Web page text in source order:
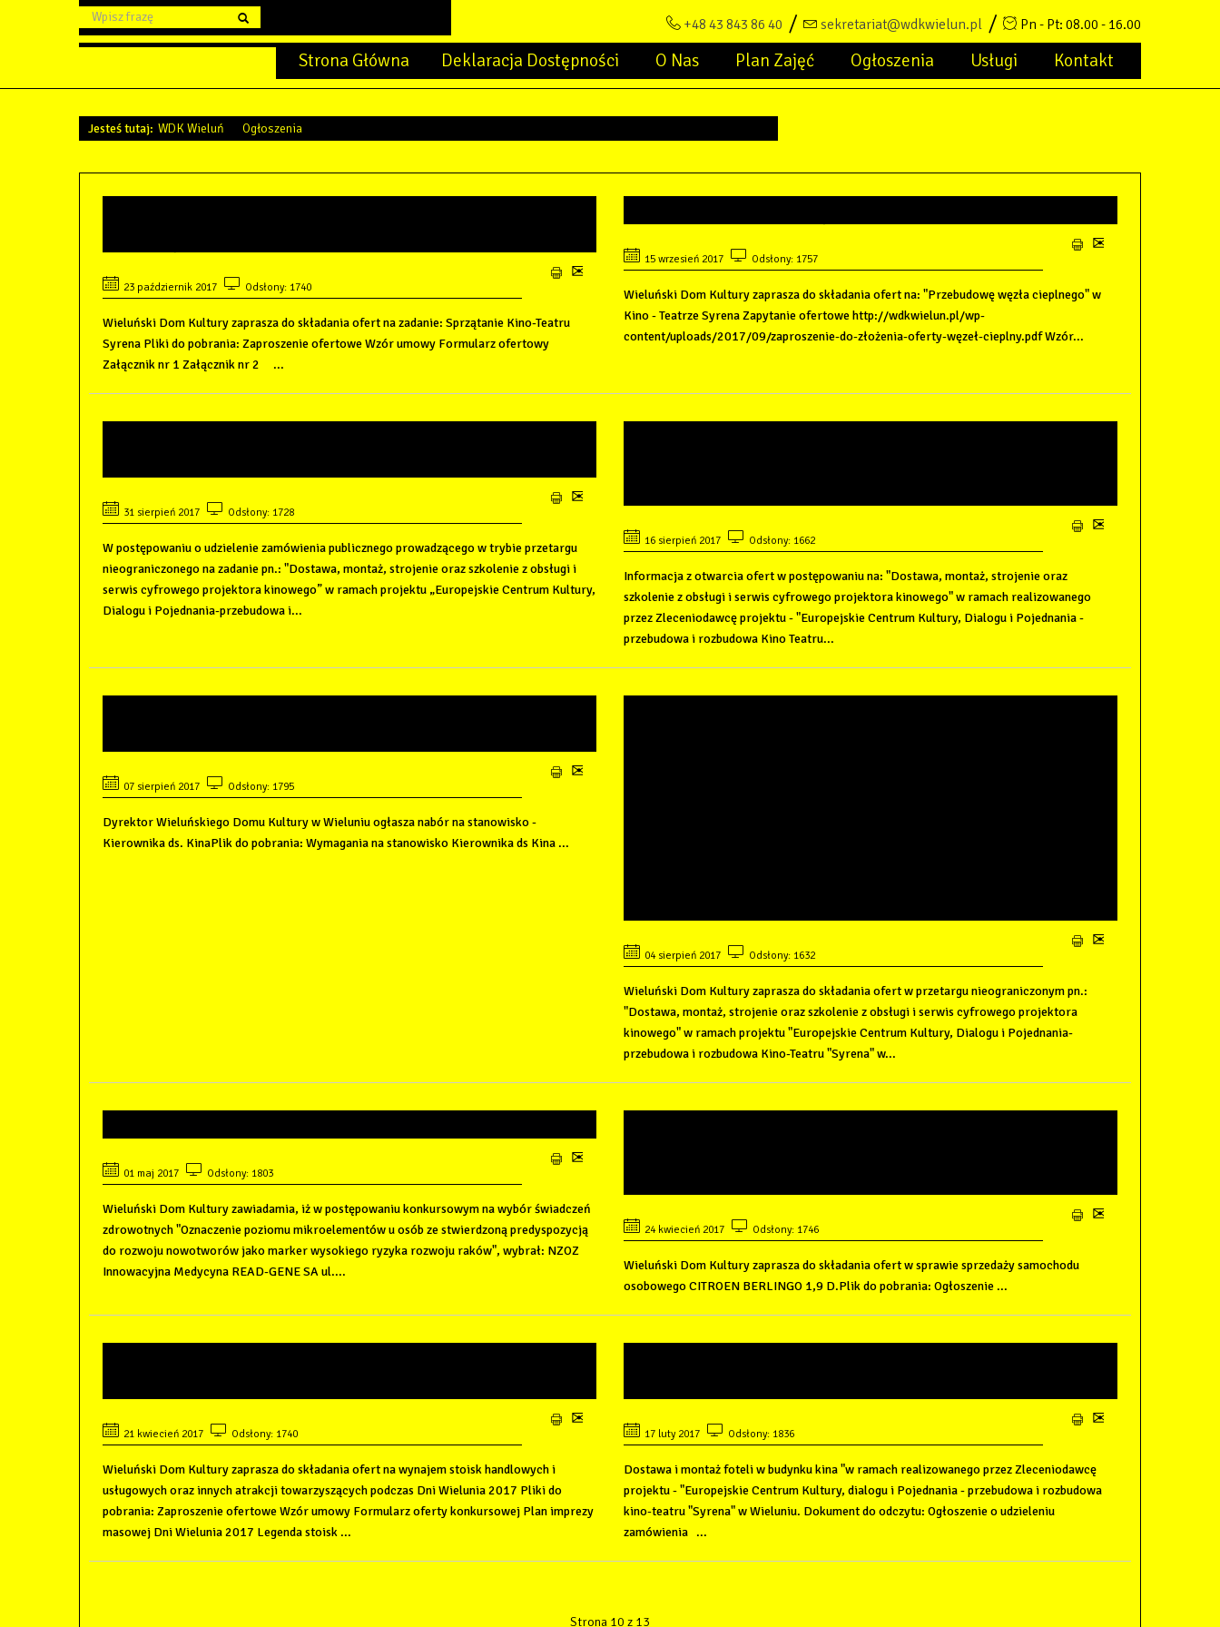
+48 43 843 86 40 sekretariat@wdkwielun.pl Pn - Pt: 08.00 - 16.00
Strona Główna Deklaracja Dostępności O Nas Plan Zajęć Ogłoszenia Usługi Kontakt
Jesteś tutaj: WDK Wieluń Ogłoszenia
23 październik 2017 Odsłony: 1740
Wieluński Dom Kultury zaprasza do składania ofert na zadanie: Sprzątanie Kino-Teatru
Syrena Pliki do pobrania: Zaproszenie ofertowe Wzór umowy Formularz ofertowy
Załącznik nr 1 Załącznik nr 2 ...
15 wrzesień 2017 Odsłony: 1757
Wieluński Dom Kultury zaprasza do składania ofert na: "Przebudowę węzła cieplnego" w
Kino - Teatrze Syrena Zapytanie ofertowe http://wdkwielun.pl/wp-
content/uploads/2017/09/zaproszenie-do-złożenia-oferty-węzeł-cieplny.pdf Wzór...
31 sierpień 2017 Odsłony: 1728
W postępowaniu o udzielenie zamówienia publicznego prowadzącego w trybie przetargu
nieograniczonego na zadanie pn.: "Dostawa, montaż, strojenie oraz szkolenie z obsługi i
serwis cyfrowego projektora kinowego” w ramach projektu „Europejskie Centrum Kultury,
Dialogu i Pojednania-przebudowa i...
16 sierpień 2017 Odsłony: 1662
Informacja z otwarcia ofert w postępowaniu na: "Dostawa, montaż, strojenie oraz
szkolenie z obsługi i serwis cyfrowego projektora kinowego" w ramach realizowanego
przez Zleceniodawcę projektu - "Europejskie Centrum Kultury, Dialogu i Pojednania -
przebudowa i rozbudowa Kino Teatru...
07 sierpień 2017 Odsłony: 1795
Dyrektor Wieluńskiego Domu Kultury w Wieluniu ogłasza nabór na stanowisko -
Kierownika ds. KinaPlik do pobrania: Wymagania na stanowisko Kierownika ds Kina ...
04 sierpień 2017 Odsłony: 1632
Wieluński Dom Kultury zaprasza do składania ofert w przetargu nieograniczonym pn.:
"Dostawa, montaż, strojenie oraz szkolenie z obsługi i serwis cyfrowego projektora
kinowego" w ramach projektu "Europejskie Centrum Kultury, Dialogu i Pojednania-
przebudowa i rozbudowa Kino-Teatru "Syrena" w...
01 maj 2017 Odsłony: 1803
Wieluński Dom Kultury zawiadamia, iż w postępowaniu konkursowym na wybór świadczeń
zdrowotnych "Oznaczenie poziomu mikroelementów u osób ze stwierdzoną predyspozycją
do rozwoju nowotworów jako marker wysokiego ryzyka rozwoju raków", wybrał: NZOZ
Innowacyjna Medycyna READ-GENE SA ul....
24 kwiecień 2017 Odsłony: 1746
Wieluński Dom Kultury zaprasza do składania ofert w sprawie sprzedaży samochodu
osobowego CITROEN BERLINGO 1,9 D.Plik do pobrania: Ogłoszenie ...
21 kwiecień 2017 Odsłony: 1740
Wieluński Dom Kultury zaprasza do składania ofert na wynajem stoisk handlowych i
usługowych oraz innych atrakcji towarzyszących podczas Dni Wielunia 2017 Pliki do
pobrania: Zaproszenie ofertowe Wzór umowy Formularz oferty konkursowej Plan imprezy
masowej Dni Wielunia 2017 Legenda stoisk ...
17 luty 2017 Odsłony: 1836
Dostawa i montaż foteli w budynku kina "w ramach realizowanego przez Zleceniodawcę
projektu - "Europejskie Centrum Kultury, dialogu i Pojednania - przebudowa i rozbudowa
kino-teatru "Syrena" w Wieluniu. Dokument do odczytu: Ogłoszenie o udzieleniu
zamówienia ...
Strona 10 z 13